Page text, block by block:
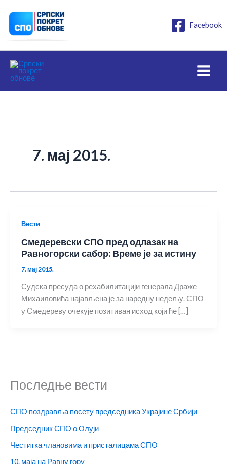
садржај
Facebook
7. мај 2015.
Вести
Смедеревски СПО пред одлазак на
Равногорски сабор: Време је за истину
7. мај 2015.
Судска пресуда о рехабилитацији генерала Драже
Михаиловића најављена је за наредну недељу. СПО
у Смедереву очекује позитиван исход који ће […]
Последње вести
СПО поздравља посету председника Украјине Србији
Председник СПО о Олуји
Честитка члановима и присталицама СПО
10. маја на Равну гору